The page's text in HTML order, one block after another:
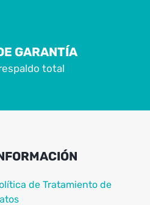
GARANTÍA
total
de Tratamiento de